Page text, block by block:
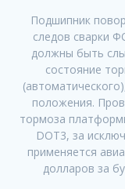
Подшипник
следов сварки
должны быть
состояние
положения.
тормоза
DOT3, за
применяется
долларов за